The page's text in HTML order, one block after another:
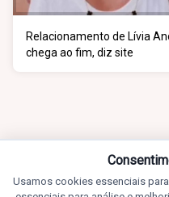
Relacionamento de Lívia
chega ao fim, diz site
Usamos cookies essenciais